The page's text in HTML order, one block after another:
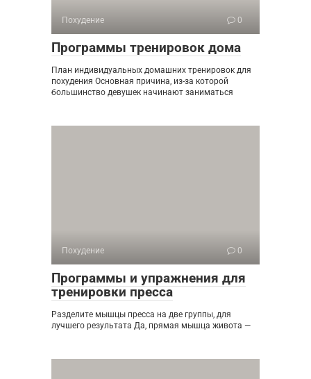
Похудение 0
Программы тренировок дома
План индивидуальных домашних тренировок для
похудения Основная причина, из-за которой
большинство девушек начинают заниматься
Похудение 0
Программы и упражнения для
тренировки пресса
Разделите мышцы пресса на две группы, для
лучшего результата Да, прямая мышца живота —